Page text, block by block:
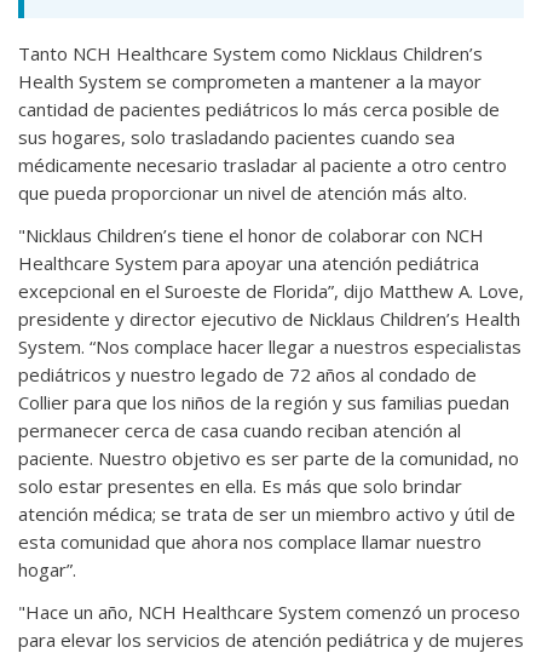
Tanto NCH Healthcare System como Nicklaus Children’s
Health System se comprometen a mantener a la mayor
cantidad de pacientes pediátricos lo más cerca posible de
sus hogares, solo trasladando pacientes cuando sea
médicamente necesario trasladar al paciente a otro centro
que pueda proporcionar un nivel de atención más alto.
"Nicklaus Children’s tiene el honor de colaborar con NCH
Healthcare System para apoyar una atención pediátrica
excepcional en el Suroeste de Florida”, dijo Matthew A. Love,
presidente y director ejecutivo de Nicklaus Children’s Health
System. “Nos complace hacer llegar a nuestros especialistas
pediátricos y nuestro legado de 72 años al condado de
Collier para que los niños de la región y sus familias puedan
permanecer cerca de casa cuando reciban atención al
paciente. Nuestro objetivo es ser parte de la comunidad, no
solo estar presentes en ella. Es más que solo brindar
atención médica; se trata de ser un miembro activo y útil de
esta comunidad que ahora nos complace llamar nuestro
hogar”.
"Hace un año, NCH Healthcare System comenzó un proceso
para elevar los servicios de atención pediátrica y de mujeres